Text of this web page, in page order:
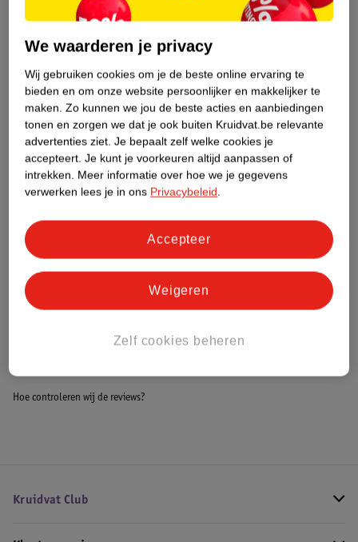
Over dit product
Productinformatie
Etiketinformatie
Nature Impact Score
Dit product heeft (nog) geen Nature
Impact Score.
Meer informatie
Bestel & Bezorginformatie
Hoe controleren wij de reviews?
Kruidvat Club
We waarderen je privacy
Wij gebruiken cookies om je de beste online ervaring te
bieden en om onze website persoonlijker en makkelijker te
maken. Zo kunnen we jou de beste acties en aanbiedingen
tonen en zorgen we dat je ook buiten Kruidvat.be relevante
advertenties ziet. Je bepaalt zelf welke cookies je
accepteert. Je kunt je voorkeuren altijd aanpassen of
intrekken. Meer informatie over hoe we je gegevens
verwerken lees je in ons Privacybeleid.
Zelf cookies beheren
Weigeren
Accepteer